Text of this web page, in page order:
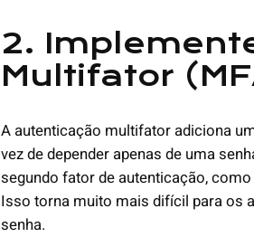
2.
Multifator
A autenticação multifator adiciona
vez de depender apenas de uma
segundo fator de autenticação,
Isso torna muito mais difícil para os
senha.